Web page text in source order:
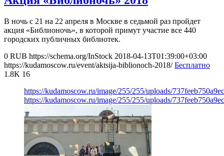
В ночь с 21 на 22 апреля в Москве в седьмой раз пройдет
акция «Библионочь», в которой примут участие все 440
городских публичных библиотек.
0 RUB https://schema.org/InStock 2018-04-13T01:39:00+03:00
https://kudamoscow.ru/event/aktsija-biblionoch-2018/ Бесплатно
1.8K 16
https://kudamoscow.ru/image/255/255/uploads/
https://kudamoscow.ru/image/255/255/uploads/